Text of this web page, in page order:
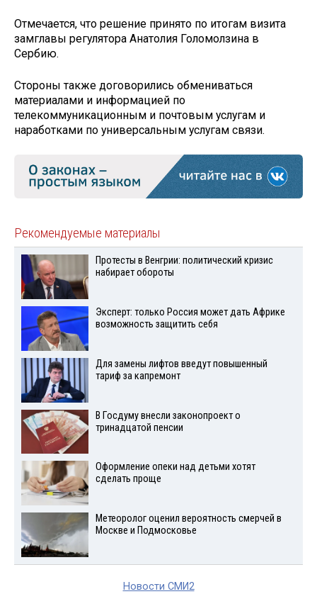
Отмечается, что решение принято по итогам визита
замглавы регулятора Анатолия Голомолзина в
Сербию.
Стороны также договорились обмениваться
материалами и информацией по
телекоммуникационным и почтовым услугам и
наработками по универсальным услугам связи.
Рекомендуемые материалы
Протесты в Венгрии: политический кризис
набирает обороты
Эксперт: только Россия может дать Африке
возможность защитить себя
Для замены лифтов введут повышенный
тариф за капремонт
В Госдуму внесли законопроект о
тринадцатой пенсии
Оформление опеки над детьми хотят
сделать проще
Метеоролог оценил вероятность смерчей в
Москве и Подмосковье
Новости СМИ2